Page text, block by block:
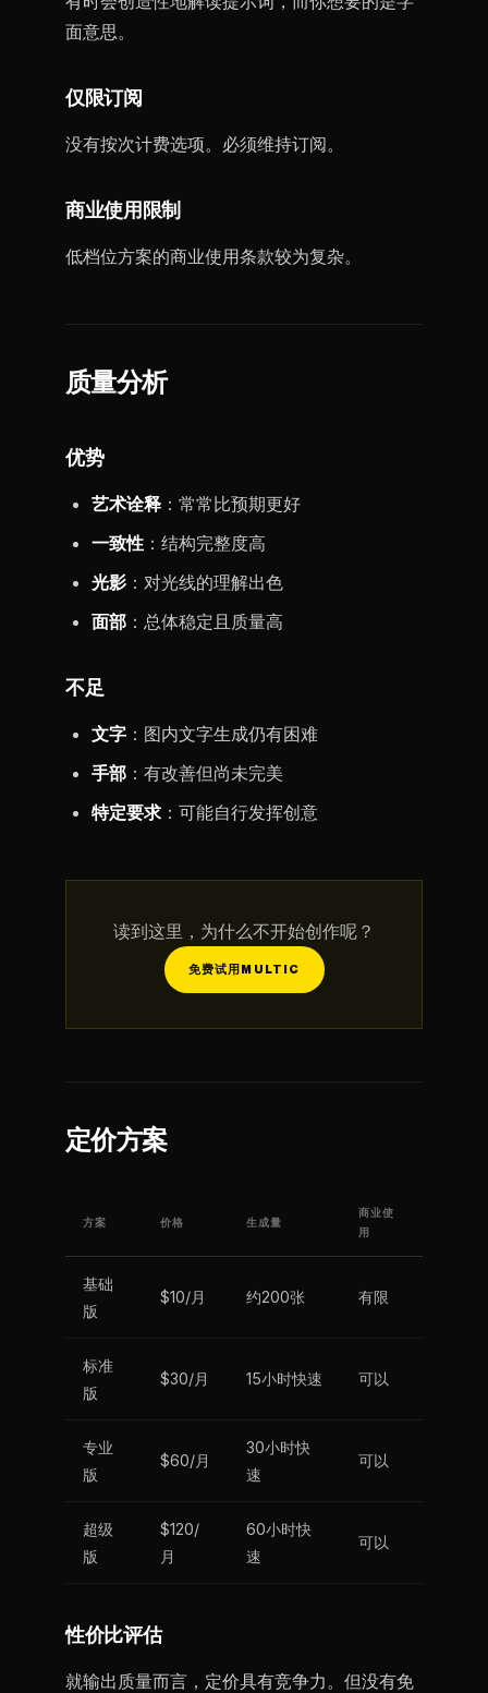
面意思。
仅限订阅
没有按次计费选项。必须维持订阅。
商业使用限制
低档位方案的商业使用条款较为复杂。
质量分析
优势
艺术诠释 ：常常比预期更好
一致性 ：结构完整度高
光影 ：对光线的理解出色
面部 ：总体稳定且质量高
不足
文字 ：图内文字生成仍有困难
手部 ：有改善但尚未完美
特定要求：可能自行发挥创意
读到这里，为什么不开始创作呢？
免费试用MULTIC
定价方案
方案 价格 生成量
商业使
用
基础
版
$10/月 约200张 有限
标准
版
$30/月 15小时快速 可以
专业
版
$60/月
30小时快
速
可以
超级
版
$120/
月
60小时快
速
可以
性价比评估
就输出质量而言，定价具有竞争力。但没有免